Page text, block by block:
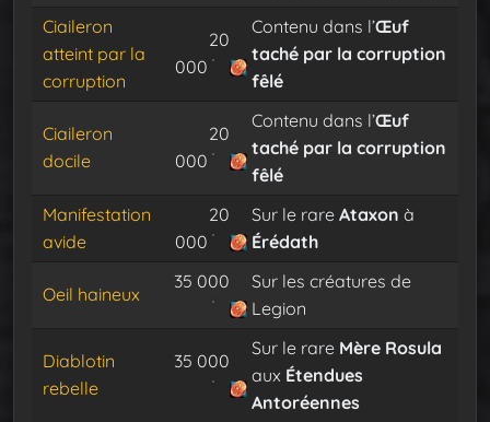
Ciaileron
atteint par la
corruption
20
000
Contenu dans l’Œuf
taché par la corruption
fêlé
Ciaileron
docile
20
000
Contenu dans l’Œuf
taché par la corruption
fêlé
Manifestation
avide
20
000
Sur le rare Ataxon à
Érédath
Oeil haineux
35 000
Sur les créatures de
Legion
Diablotin
rebelle
35 000
Sur le rare Mère Rosula
aux Étendues
Antoréennes